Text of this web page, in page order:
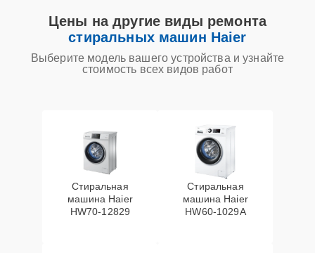
Цены на другие виды ремонта
стиральных машин Haier
Выберите модель вашего устройства и узнайте
стоимость всех видов работ
Стиральная
машина Haier
HW70-12829
Стиральная
машина Haier
HW60-1029A